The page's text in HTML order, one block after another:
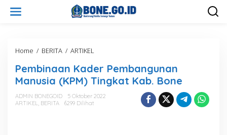
Home / BERITA / ARTIKEL
m
b
i
n
Pembinaan Kader Pembangunan
Manusia (KPM) Tingkat Kab. Bone
ADMIN BONEGOID
5 Oktober 2022
ARTIKEL, BERITA 6299 Dilihat